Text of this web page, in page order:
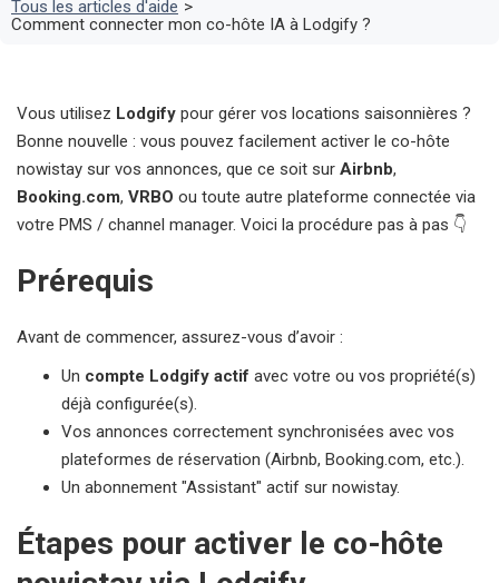
Tous les articles d'aide >
Comment connecter mon co-hôte IA à Lodgify ?
Vous utilisez Lodgify pour gérer vos locations saisonnières ?
Bonne nouvelle : vous pouvez facilement activer le co-hôte
nowistay sur vos annonces, que ce soit sur Airbnb,
Booking.com, VRBO ou toute autre plateforme connectée via
votre PMS / channel manager. Voici la procédure pas à pas 👇
Prérequis
Avant de commencer, assurez-vous d’avoir :
Un compte Lodgify actif avec votre ou vos propriété(s)
déjà configurée(s).
Vos annonces correctement synchronisées avec vos
plateformes de réservation (Airbnb, Booking.com, etc.).
Un abonnement "Assistant" actif sur nowistay.
Étapes pour activer le co-hôte